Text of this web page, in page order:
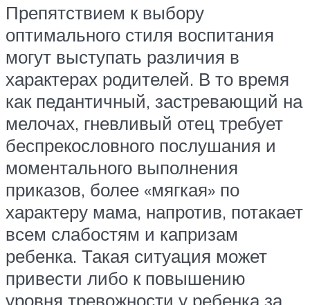
Препятствием к выбору
оптимального стиля воспитания
могут выступать различия в
характерах родителей. В то время
как педантичный, застревающий на
мелочах, гневливый отец требует
беспрекословного послушания и
моментального выполнения
приказов, более «мягкая» по
характеру мама, напротив, потакает
всем слабостям и капризам
ребенка. Такая ситуация может
привести либо к повышению
уровня тревожности у ребенка за